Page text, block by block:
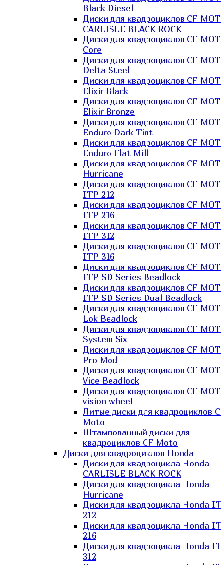
Black Diesel
Диски для квадроциклов CF
CARLISLE BLACK ROCK
Диски для квадроциклов CF
Core
Диски для квадроциклов CF
Delta Steel
Диски для квадроциклов CF
Elixir Black
Диски для квадроциклов CF
Elixir Bronze
Диски для квадроциклов CF
Enduro Dark Tint
Диски для квадроциклов CF
Enduro Flat Mill
Диски для квадроциклов CF
Hurricane
Диски для квадроциклов CF
ITP 212
Диски для квадроциклов CF
ITP 216
Диски для квадроциклов CF
ITP 312
Диски для квадроциклов CF
ITP 316
Диски для квадроциклов CF
ITP SD Series Beadlock
Диски для квадроциклов CF
ITP SD Series Dual Beadlock
Диски для квадроциклов CF
Lok Beadlock
Диски для квадроциклов CF
System Six
Диски для квадроциклов CF
Pro Mod
Диски для квадроциклов CF
Vice Beadlock
Диски для квадроциклов CF
vision wheel
Литые диски для квадроциклов
Moto
Штампованный диски для
квадроциклов CF Moto
Диски для квадроциклов Honda
Диски для квадроцикла Honda
CARLISLE BLACK ROCK
Диски для квадроцикла Honda
Hurricane
Диски для квадроцикла Honda
212
Диски для квадроцикла Honda
216
Диски для квадроцикла Honda
312